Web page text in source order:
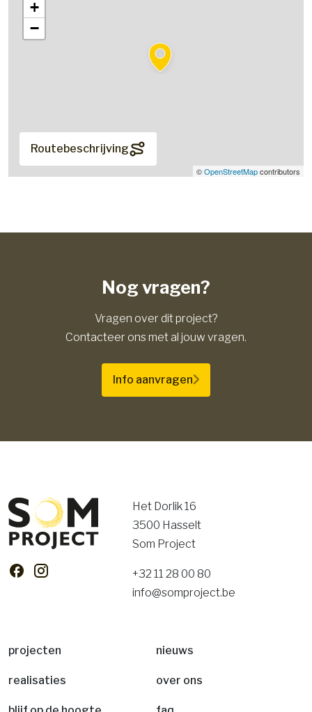
+
−
©OpenStreetMapcontributors
Routebeschrijving
Nog vragen?
Vragen over dit project?
Contacteer ons met al jouw vragen.
Info aanvragen
Het Dorlik 16
3500 Hasselt
Som Project
+32 11 28 00 80
info@somproject.be
projecten nieuws
realisaties over ons